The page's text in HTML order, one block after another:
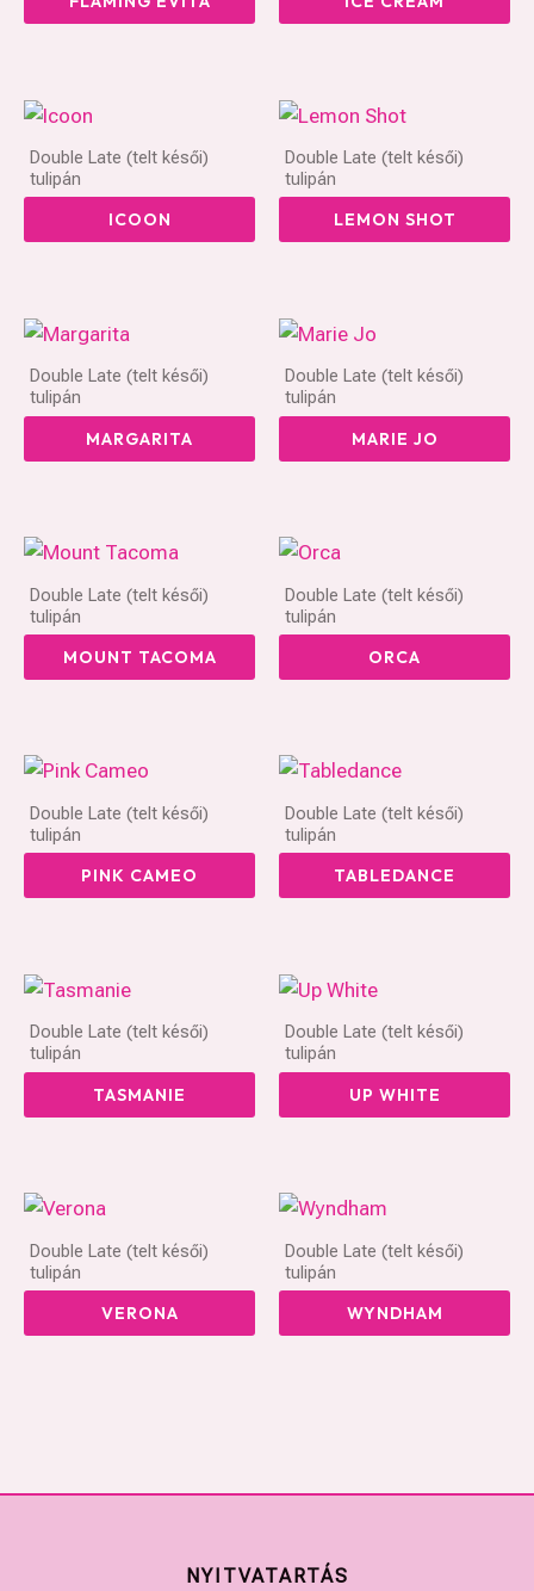
Double Late (telt késői)
tulipán
ICOON
Double Late (telt késői)
tulipán
LEMON SHOT
Double Late (telt késői)
tulipán
MARGARITA
Double Late (telt késői)
tulipán
MARIE JO
Double Late (telt késői)
tulipán
MOUNT TACOMA
Double Late (telt késői)
tulipán
ORCA
Double Late (telt késői)
tulipán
PINK CAMEO
Double Late (telt késői)
tulipán
TABLEDANCE
Double Late (telt késői)
tulipán
TASMANIE
Double Late (telt késői)
tulipán
UP WHITE
Double Late (telt késői)
tulipán
VERONA
Double Late (telt késői)
tulipán
WYNDHAM
NYITVATARTÁS